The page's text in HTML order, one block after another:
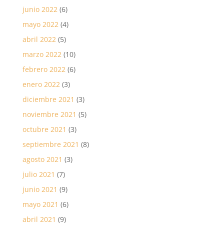
junio 2022(6)
mayo 2022(4)
abril 2022(5)
marzo 2022(10)
febrero 2022(6)
enero 2022(3)
diciembre 2021 (3)
noviembre 2021 (5)
octubre 2021 (3)
septiembre 2021 (8)
agosto 2021 (3)
julio 2021 (7)
junio 2021 (9)
mayo 2021 (6)
abril 2021 (9)